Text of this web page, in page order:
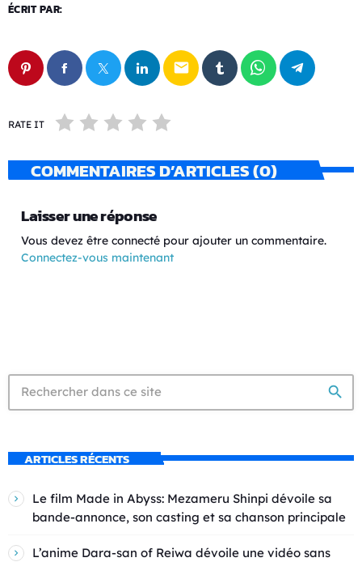
ÉCRIT PAR:
email
RATE IT
COMMENTAIRES D’ARTICLES (0)
Laisser une réponse
Vous devez être connecté pour ajouter un commentaire.
Connectez-vous maintenant
search
ARTICLES RÉCENTS
Le film Made in Abyss: Mezameru Shinpi dévoile sa
bande-annonce, son casting et sa chanson principale
L’anime Dara-san of Reiwa dévoile une vidéo sans